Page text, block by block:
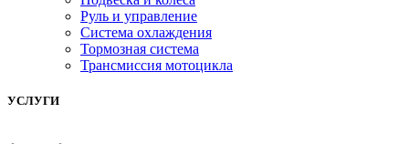
Руль и управление
Система охлаждения
Тормозная система
Трансмиссия мотоцикла
УСЛУГИ